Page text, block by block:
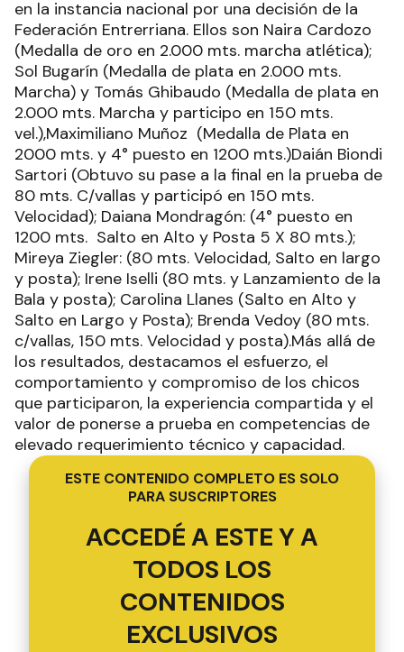
en la instancia nacional por una decisión de la
Federación Entrerriana. Ellos son Naira Cardozo
(Medalla de oro en 2.000 mts. marcha atlética);
Sol Bugarín (Medalla de plata en 2.000 mts.
Marcha) y Tomás Ghibaudo (Medalla de plata en
2.000 mts. Marcha y participo en 150 mts.
vel.),Maximiliano Muñoz (Medalla de Plata en
2000 mts. y 4° puesto en 1200 mts.)Daián Biondi
Sartori (Obtuvo su pase a la final en la prueba de
80 mts. C/vallas y participó en 150 mts.
Velocidad); Daiana Mondragón: (4° puesto en
1200 mts. Salto en Alto y Posta 5 X 80 mts.);
Mireya Ziegler: (80 mts. Velocidad, Salto en largo
y posta); Irene Iselli (80 mts. y Lanzamiento de la
Bala y posta); Carolina Llanes (Salto en Alto y
Salto en Largo y Posta); Brenda Vedoy (80 mts.
c/vallas, 150 mts. Velocidad y posta).Más allá de
los resultados, destacamos el esfuerzo, el
comportamiento y compromiso de los chicos
que participaron, la experiencia compartida y el
valor de ponerse a prueba en competencias de
elevado requerimiento técnico y capacidad.
ESTE CONTENIDO COMPLETO ES SOLO
PARA SUSCRIPTORES
ACCEDÉ A ESTE Y A
TODOS LOS
CONTENIDOS
EXCLUSIVOS